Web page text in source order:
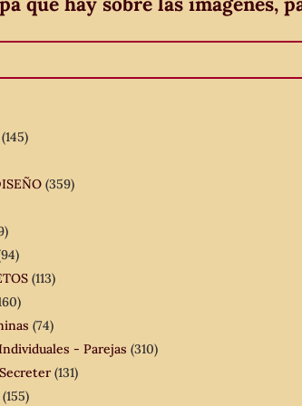
(145)
(359)
(113)
(74)
- Parejas (310)
(131)
(155)